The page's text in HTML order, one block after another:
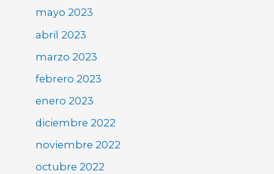
mayo 2023
abril 2023
marzo 2023
febrero 2023
enero 2023
diciembre 2022
noviembre 2022
octubre 2022